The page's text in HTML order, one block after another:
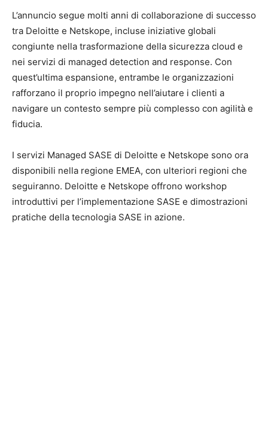
L’annuncio segue molti anni di collaborazione di successo
tra Deloitte e Netskope, incluse iniziative globali
congiunte nella trasformazione della sicurezza cloud e
nei servizi di managed detection and response. Con
quest’ultima espansione, entrambe le organizzazioni
rafforzano il proprio impegno nell’aiutare i clienti a
navigare un contesto sempre più complesso con agilità e
fiducia.
I servizi Managed SASE di Deloitte e Netskope sono ora
disponibili nella regione EMEA, con ulteriori regioni che
seguiranno. Deloitte e Netskope offrono workshop
introduttivi per l’implementazione SASE e dimostrazioni
pratiche della tecnologia SASE in azione.